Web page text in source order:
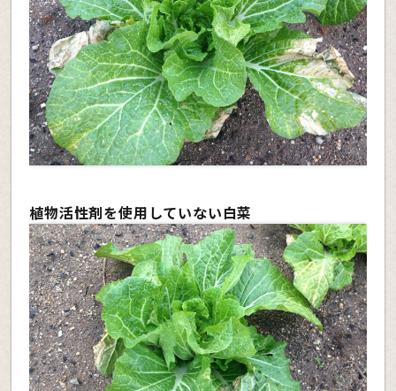
植物活性剤を使用していない白菜